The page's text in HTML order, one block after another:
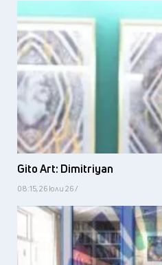
Gito Art: Dimitriyan
08:15, 26 юли 26 /